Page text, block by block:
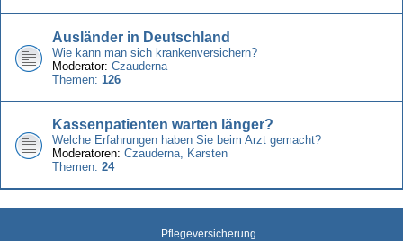
Ausländer in Deutschland
Wie kann man sich krankenversichern?
Moderator: Czauderna
Themen: 126
Kassenpatienten warten länger?
Welche Erfahrungen haben Sie beim Arzt gemacht?
Moderatoren: Czauderna, Karsten
Themen: 24
Pflegeversicherung